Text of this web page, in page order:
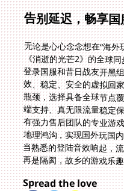
告别延迟，畅享国
无论是心心念念想在“海外
《消逝的光芒2》的全球
登录国服和昔日战友开黑
效、稳定、安全的虚拟回
瓶颈，选择具备全球节点
端支持、真无限流量稳定
有强力售后团队的专业游
地理鸿沟，实现国外玩国
当熟悉的登陆音效响起，
再是隔阂，故乡的游戏乐
Spread the love